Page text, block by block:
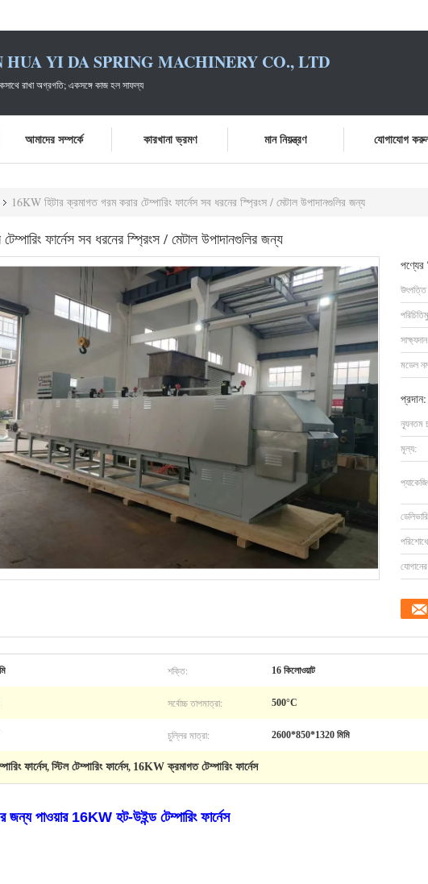
HUA YI DA SPRING MACHINERY CO., LTD
রাখা অগ্রগতি; একসঙ্গে কাজ হল সাফল্য
আমাদের সম্পর্কে কারখানা ভ্রমণ মান নিয়ন্ত্রণ যোগাযোগ
16KW হিটার ক্রমাগত গরম করার টেম্পারিং ফার্নেস সব ধরনের স্প্রিংস / মেটাল উপাদানগুলির জন্য
ফার্নেস সব ধরনের স্প্রিংস / মেটাল উপাদানগুলির জন্য
পণ্যের
মডেল
প্রদান:
ন্যূনতম
মূল্য:
শক্তি: 16 কিলোওয়াট
সর্বোচ্চ তাপমাত্রা: 500°C
চুল্লির মাত্রা: 2600*850*1320 মিমি
ফার্নেস, স্টিল টেম্পারিং ফার্নেস, 16KW ক্রমাগত টেম্পারিং ফার্নেস
পাওয়ার 16KW হট-উইন্ড টেম্পারিং ফার্নেস